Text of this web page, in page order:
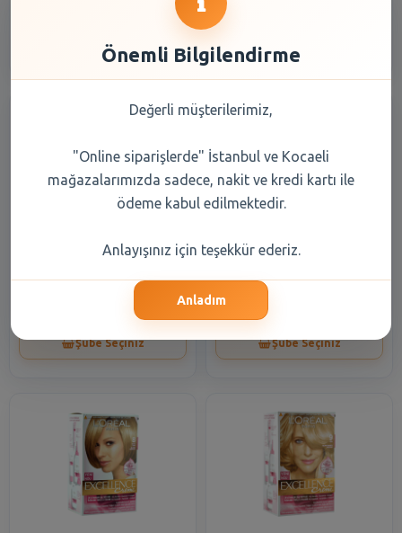
Set Boya 10-1 Küllü Açık Sarı
Şube Seçiniz
Açık Doğal Sarı
Şube Seçiniz
Önemli Bilgilendirme
Değerli müşterilerimiz,
"Online siparişlerde" İstanbul ve Kocaeli
mağazalarımızda sadece, nakit ve kredi kartı ile
ödeme kabul edilmektedir.
Anlayışınız için teşekkür ederiz.
Anladım